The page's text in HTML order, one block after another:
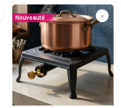
Nouveauté